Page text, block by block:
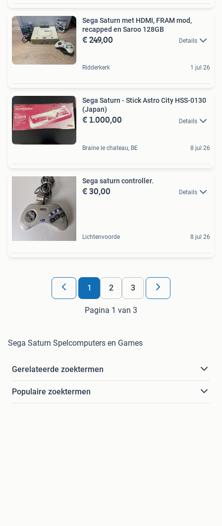
Sega Saturn met HDMI, FRAM mod,
recapped en Saroo 128GB
€ 249,00 Details
Ridderkerk 1 jul 26
Sega Saturn - Stick Astro City HSS-0130
(Japan)
€ 1.000,00 Details
Braine le chateau, BE 8 jul 26
Sega saturn controller.
€ 30,00 Details
Lichtenvoorde 8 jul 26
1 2 3
Pagina 1 van 3
Sega Saturn Spelcomputers en Games
Gerelateerde zoektermen
Populaire zoektermen